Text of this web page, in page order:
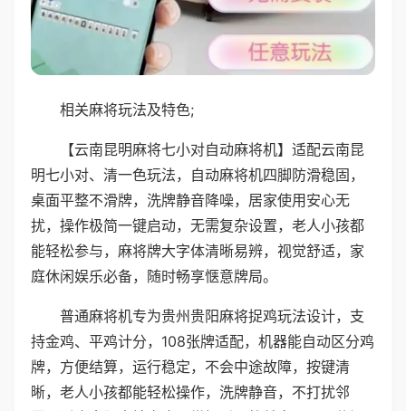
相关麻将玩法及特色;
【云南昆明麻将七小对自动麻将机】适配云南昆
明七小对、清一色玩法，自动麻将机四脚防滑稳固，
桌面平整不滑牌，洗牌静音降噪，居家使用安心无
扰，操作极简一键启动，无需复杂设置，老人小孩都
能轻松参与，麻将牌大字体清晰易辨，视觉舒适，家
庭休闲娱乐必备，随时畅享惬意牌局。
普通麻将机专为贵州贵阳麻将捉鸡玩法设计，支
持金鸡、平鸡计分，108张牌适配，机器能自动区分鸡
牌，方便结算，运行稳定，不会中途故障，按键清
晰，老人小孩都能轻松操作，洗牌静音，不打扰邻